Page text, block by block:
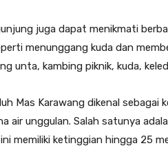
juga dapat menikmati
menunggang kuda dan
unta, kambing piknik, kuda,
Mas Karawang dikenal
air unggulan. Salah satunya
memiliki ketinggian hingga 25